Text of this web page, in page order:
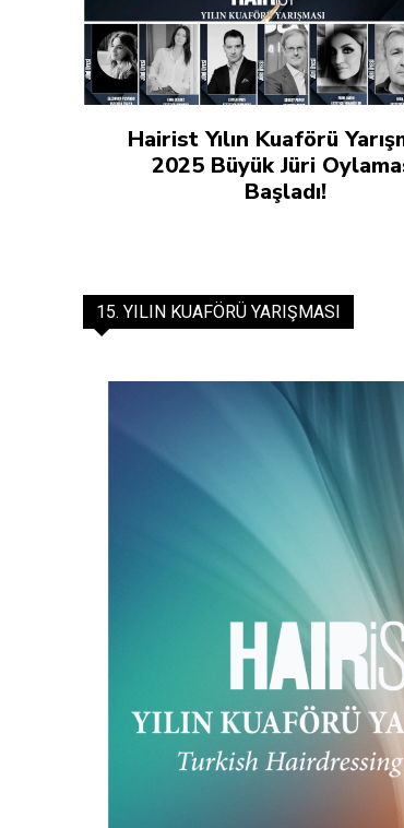
Hairist Yılın Kuaförü
2025 Büyük Jüri
Başladı!
15. YILIN KUAFÖRÜ YARIŞMASI